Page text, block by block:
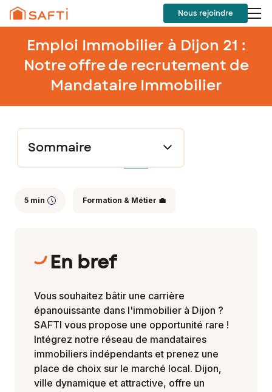
Nous rejoindre
Emploi Immobilier à Dijon 21 :
Notre offre de recrutement de
Mandataire Immobilier
Sommaire
5 min Formation & Métier 💼
En bref
Vous souhaitez bâtir une carrière
épanouissante dans l'immobilier à Dijon ?
SAFTI vous propose une opportunité rare !
Intégrez notre réseau de mandataires
immobiliers indépendants et prenez une
place de choix sur le marché local. Dijon,
ville dynamique et attractive, offre un